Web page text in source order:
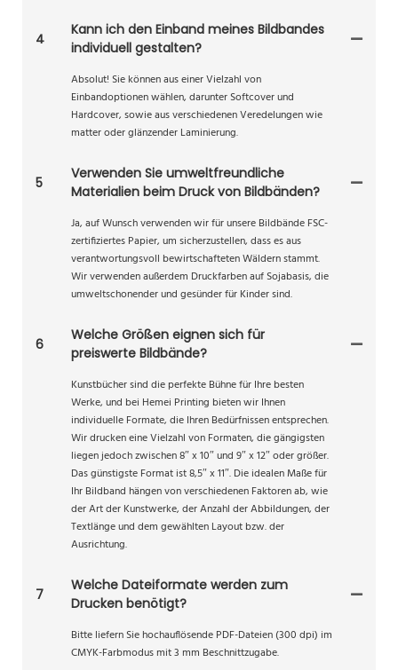
4
Kann ich den Einband meines Bildbandes
individuell gestalten?
Absolut! Sie können aus einer Vielzahl von
Einbandoptionen wählen, darunter Softcover und
Hardcover, sowie aus verschiedenen Veredelungen wie
matter oder glänzender Laminierung.
5
Verwenden Sie umweltfreundliche
Materialien beim Druck von Bildbänden?
Ja, auf Wunsch verwenden wir für unsere Bildbände FSC-
zertifiziertes Papier, um sicherzustellen, dass es aus
verantwortungsvoll bewirtschafteten Wäldern stammt.
Wir verwenden außerdem Druckfarben auf Sojabasis, die
umweltschonender und gesünder für Kinder sind.
6
Welche Größen eignen sich für
preiswerte Bildbände?
Kunstbücher sind die perfekte Bühne für Ihre besten
Werke, und bei Hemei Printing bieten wir Ihnen
individuelle Formate, die Ihren Bedürfnissen entsprechen.
Wir drucken eine Vielzahl von Formaten, die gängigsten
liegen jedoch zwischen 8″ x 10″ und 9″ x 12″ oder größer.
Das günstigste Format ist 8,5″ x 11″. Die idealen Maße für
Ihr Bildband hängen von verschiedenen Faktoren ab, wie
der Art der Kunstwerke, der Anzahl der Abbildungen, der
Textlänge und dem gewählten Layout bzw. der
Ausrichtung.
7
Welche Dateiformate werden zum
Drucken benötigt?
Bitte liefern Sie hochauflösende PDF-Dateien (300 dpi) im
CMYK-Farbmodus mit 3 mm Beschnittzugabe.